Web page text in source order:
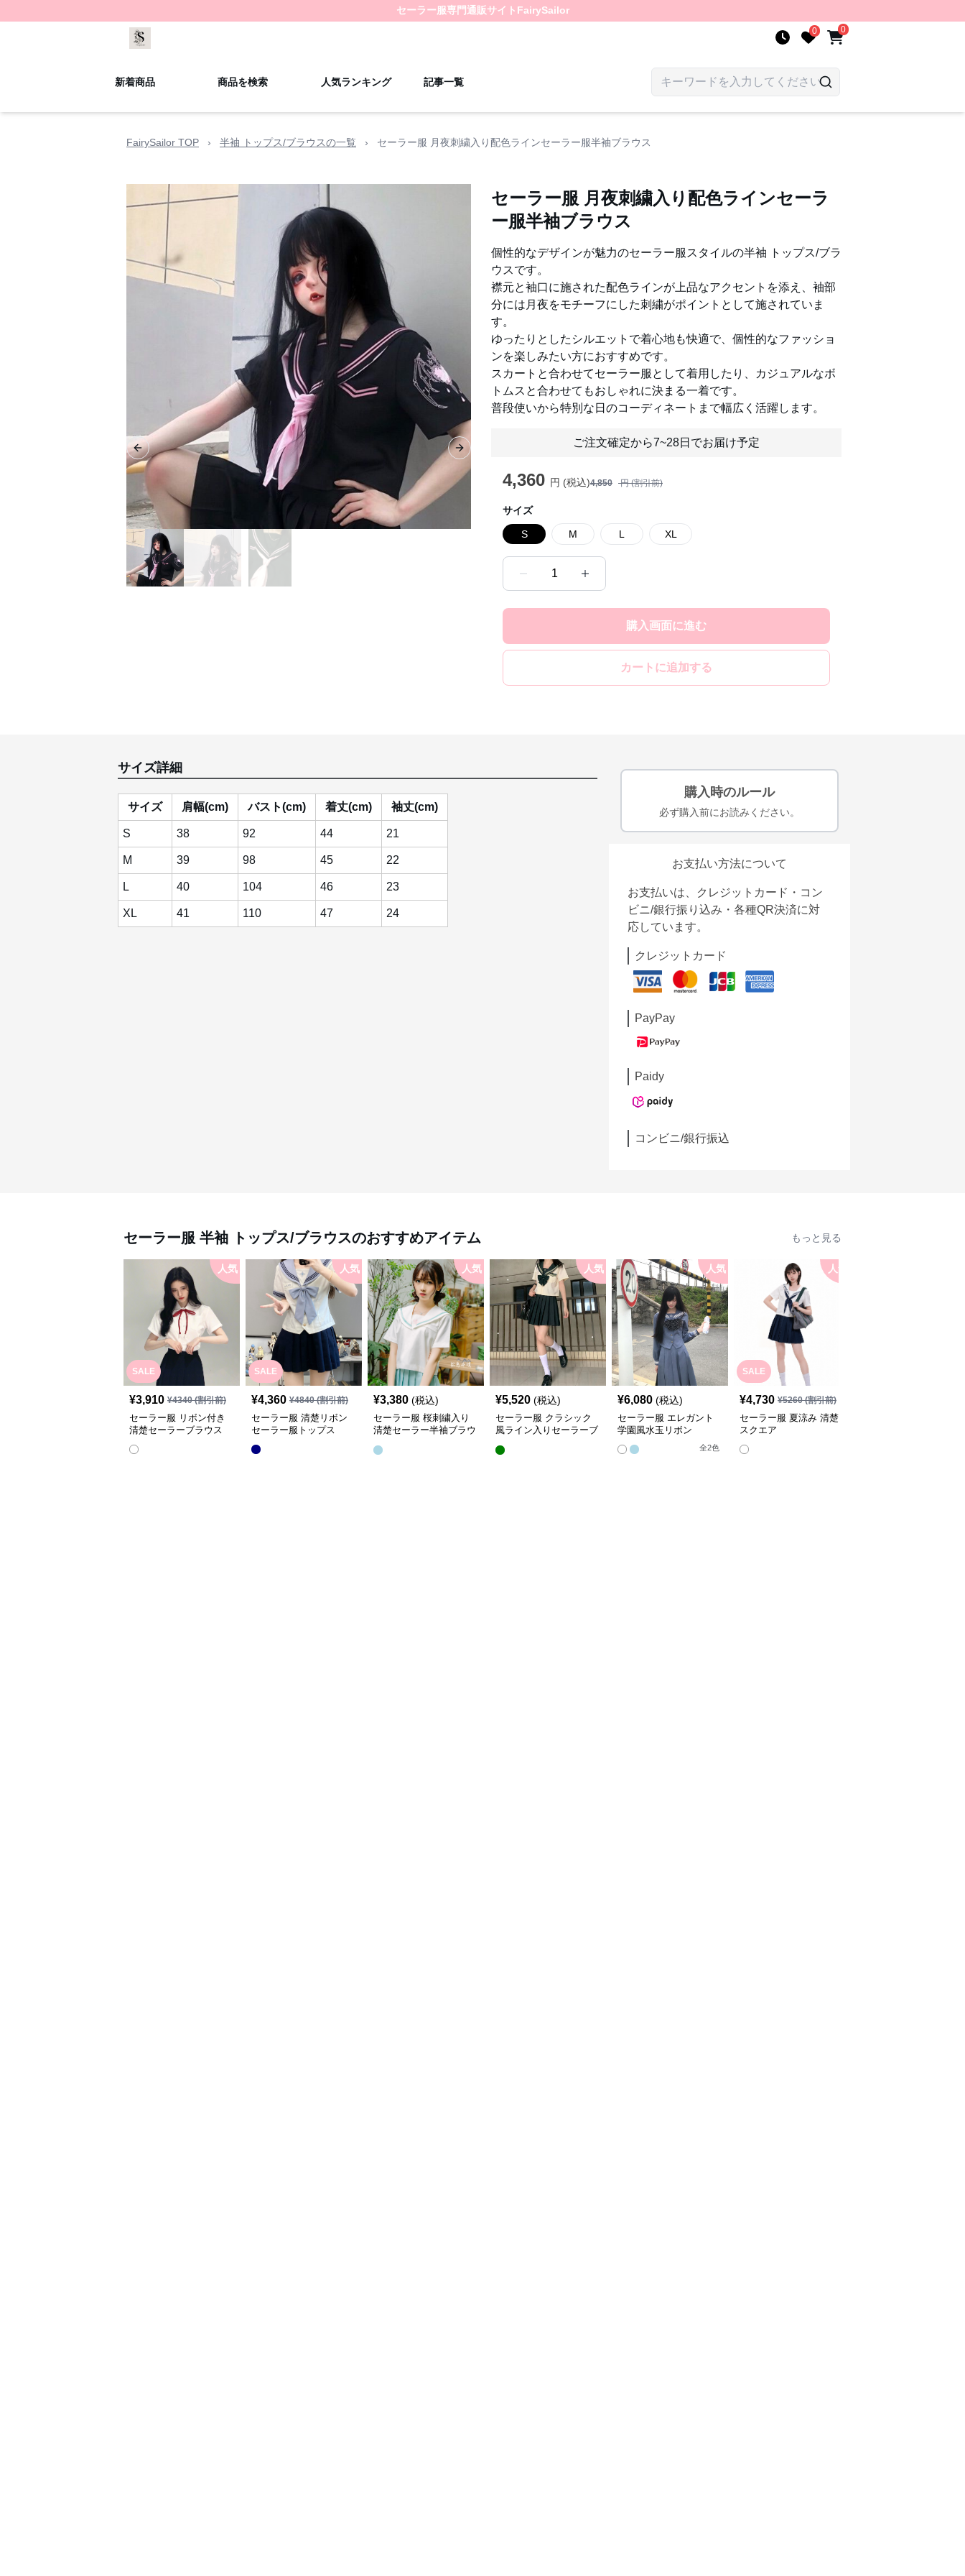
セーラー服専門通販サイト FairySailor
0 0
新着商品 商品を検索 人気ランキング 記事一覧
FairySailor TOP › 半袖 トップス/ブラウスの一覧 › セーラー服 月夜刺繍入り配色ラインセーラー服半袖ブラウス
Previous slide Next slide
セーラー服 月夜刺繍入り配色ラインセーラ
ー服半袖ブラウス
個性的なデザインが魅力のセーラー服スタイルの半袖 トップス/ブラ
ウスです。
襟元と袖口に施された配色ラインが上品なアクセントを添え、袖部
分には月夜をモチーフにした刺繍がポイントとして施されていま
す。
ゆったりとしたシルエットで着心地も快適で、個性的なファッショ
ンを楽しみたい方におすすめです。
スカートと合わせてセーラー服として着用したり、カジュアルなボ
トムスと合わせてもおしゃれに決まる一着です。
普段使いから特別な日のコーディネートまで幅広く活躍します。
ご注文確定から7~28日でお届け予定
4,360 円 (税込)4,850 円 (割引前)
サイズ
S M L XL
1
購入画面に進む
カートに追加する
サイズ詳細
サイズ 肩幅(cm) バスト(cm) 着丈(cm) 袖丈(cm)
S 38 92 44 21
M 39 98 45 22
L 40 104 46 23
XL 41 110 47 24
購入時のルール
必ず購入前にお読みください。
お支払い方法について
お支払いは、クレジットカード・コン
ビニ/銀行振り込み・各種QR決済に対
応しています。
クレジットカード
PayPay
Paidy
コンビニ/銀行振込
セーラー服 半袖 トップス/ブラウスのおすすめアイテム もっと見る
SALE
人気
¥3,910 ¥4340(割引前)
セーラー服 リボン付き
清楚セーラーブラウス
SALE
人気
¥4,360 ¥4840(割引前)
セーラー服 清楚リボン
セーラー服トップス
人気
¥3,380 (税込)
セーラー服 桜刺繍入り
清楚セーラー半袖ブラウ
人気
¥5,520 (税込)
セーラー服 クラシック
風ライン入りセーラーブ
人気
¥6,080 (税込)
セーラー服 エレガント
学園風水玉リボン
全2色
SALE
人気
¥4,730 ¥5260(割引前)
セーラー服 夏涼み 清楚
スクエア